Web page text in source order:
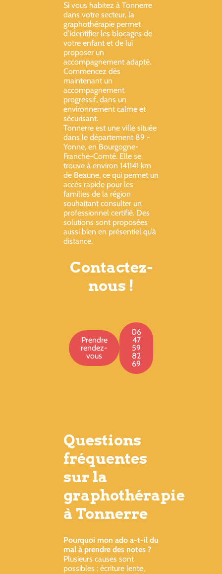
Si vous habitez à Tonnerre
dans votre secteur, la
graphothérapie permet
d’identifier les blocages de
votre enfant et de lui
proposer un
accompagnement adapté.
Commencez dès
maintenant un
accompagnement
progressif, dans un
environnement calme et
sécurisant.
Tonnerre est une ville située
dans le département 89 -
Yonne, en Bourgogne-
Franche-Comté. Elle se
trouve à environ 141141 km
de Beaune, ce qui permet un
accès rapide pour les
familles de la région
souhaitant consulter un
professionnel certifié. Des
solutions sont proposées
aussi bien en présentiel qu’à
distance.
Contactez-
nous !
Prendre
rendez-
vous
06
47
59
82
69
Questions
fréquentes
sur la
graphothérapie
à Tonnerre
Pourquoi mon ado a-t-il du
mal à prendre des notes ?
Plusieurs causes sont
possibles : écriture lente,